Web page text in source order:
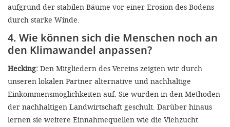
aufgrund der stabilen Bäume vor einer Erosion des Bodens
durch starke Winde.
4. Wie können sich die Menschen noch an
den Klimawandel anpassen?
Hecking: Den Mitgliedern des Vereins zeigten wir durch
unseren lokalen Partner alternative und nachhaltige
Einkommensmöglichkeiten auf. Sie wurden in den Methoden
der nachhaltigen Landwirtschaft geschult. Darüber hinaus
lernen sie weitere Einnahmequellen wie die Viehzucht